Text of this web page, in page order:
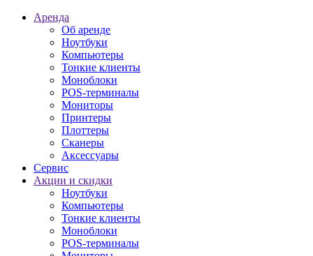
Аренда
Об аренде
Ноутбуки
Компьютеры
Тонкие клиенты
Моноблоки
POS-терминалы
Мониторы
Принтеры
Плоттеры
Сканеры
Аксессуары
Сервис
Акции и скидки
Ноутбуки
Компьютеры
Тонкие клиенты
Моноблоки
POS-терминалы